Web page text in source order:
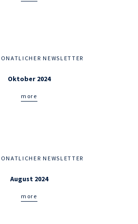
NEWSLETTER
Oktober 2024
more
NEWSLETTER
August 2024
more